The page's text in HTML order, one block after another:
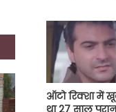
ऑटो रिक्शा में
था 27 साल